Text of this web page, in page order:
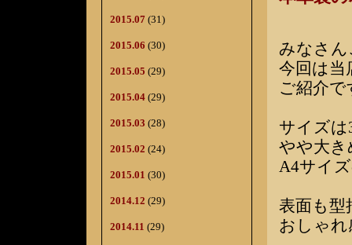
2015.07 (31)
2015.06 (30)
2015.05 (29)
2015.04 (29)
2015.03 (28)
2015.02 (24)
2015.01 (30)
2014.12 (29)
2014.11 (29)
みなさ
今回は当
ご紹介で
サイズは
やや大き
A4サイ
表面も型
おしゃ